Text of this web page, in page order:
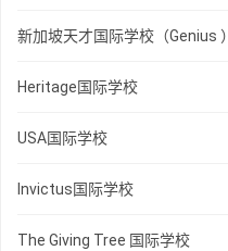
新加坡天才国际学校（Genius ）
Heritage国际学校
USA国际学校
Invictus国际学校
The Giving Tree 国际学校